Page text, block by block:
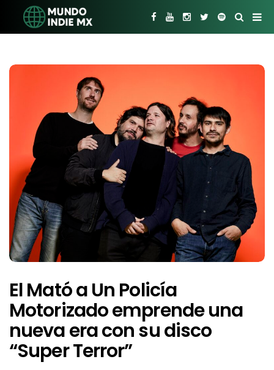
El Mató a Un Policía
Motorizado emprende una
nueva era con su disco
“Super Terror”